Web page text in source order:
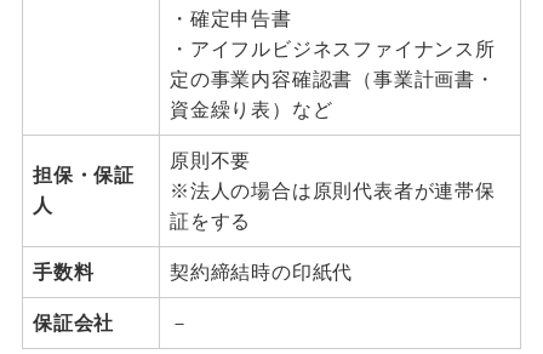
・確定申告書
・アイフルビジネスファイナンス所
定の事業内容確認書（事業計画書・
資金繰り表）など
担保・保証
人
原則不要
※法人の場合は原則代表者が連帯保
証をする
手数料 契約締結時の印紙代
保証会社 －